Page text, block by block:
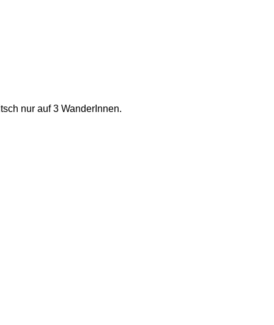
nur auf 3 WanderInnen.